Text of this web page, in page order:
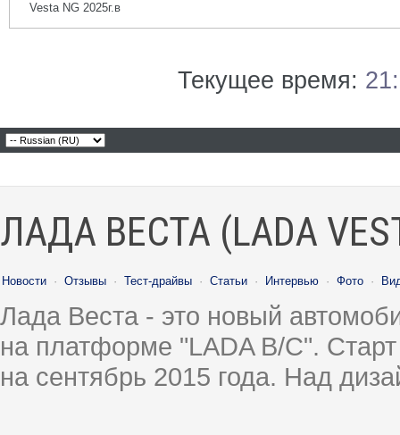
Vesta NG 2025г.в
Текущее время:
ЛАДА ВЕСТА (LADA
Новости · Отзывы · Тест-драйвы · Статьи · Интервью · Фото ·
Лада Веста - это новый
на платформе "LADA B/C".
на сентябрь 2015 года. Над